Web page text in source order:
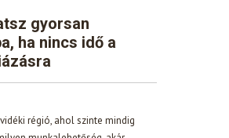
gyorsan
ha nincs idő a
régió, ahol szinte mindig